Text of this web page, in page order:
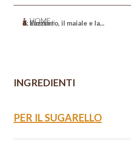
HOME
>
Ricette
>
Secondi
>
L’azzurro, il maiale e la...
INGREDIENTI
PER IL SUGARELLO